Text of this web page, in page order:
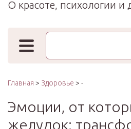
О красоте, психологии и
Поиск по сайту
Главная > Здоровье > -
Эмоции, от
желудок: